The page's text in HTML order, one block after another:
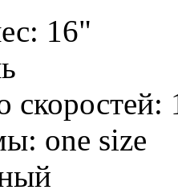
16"
скоростей:
one size